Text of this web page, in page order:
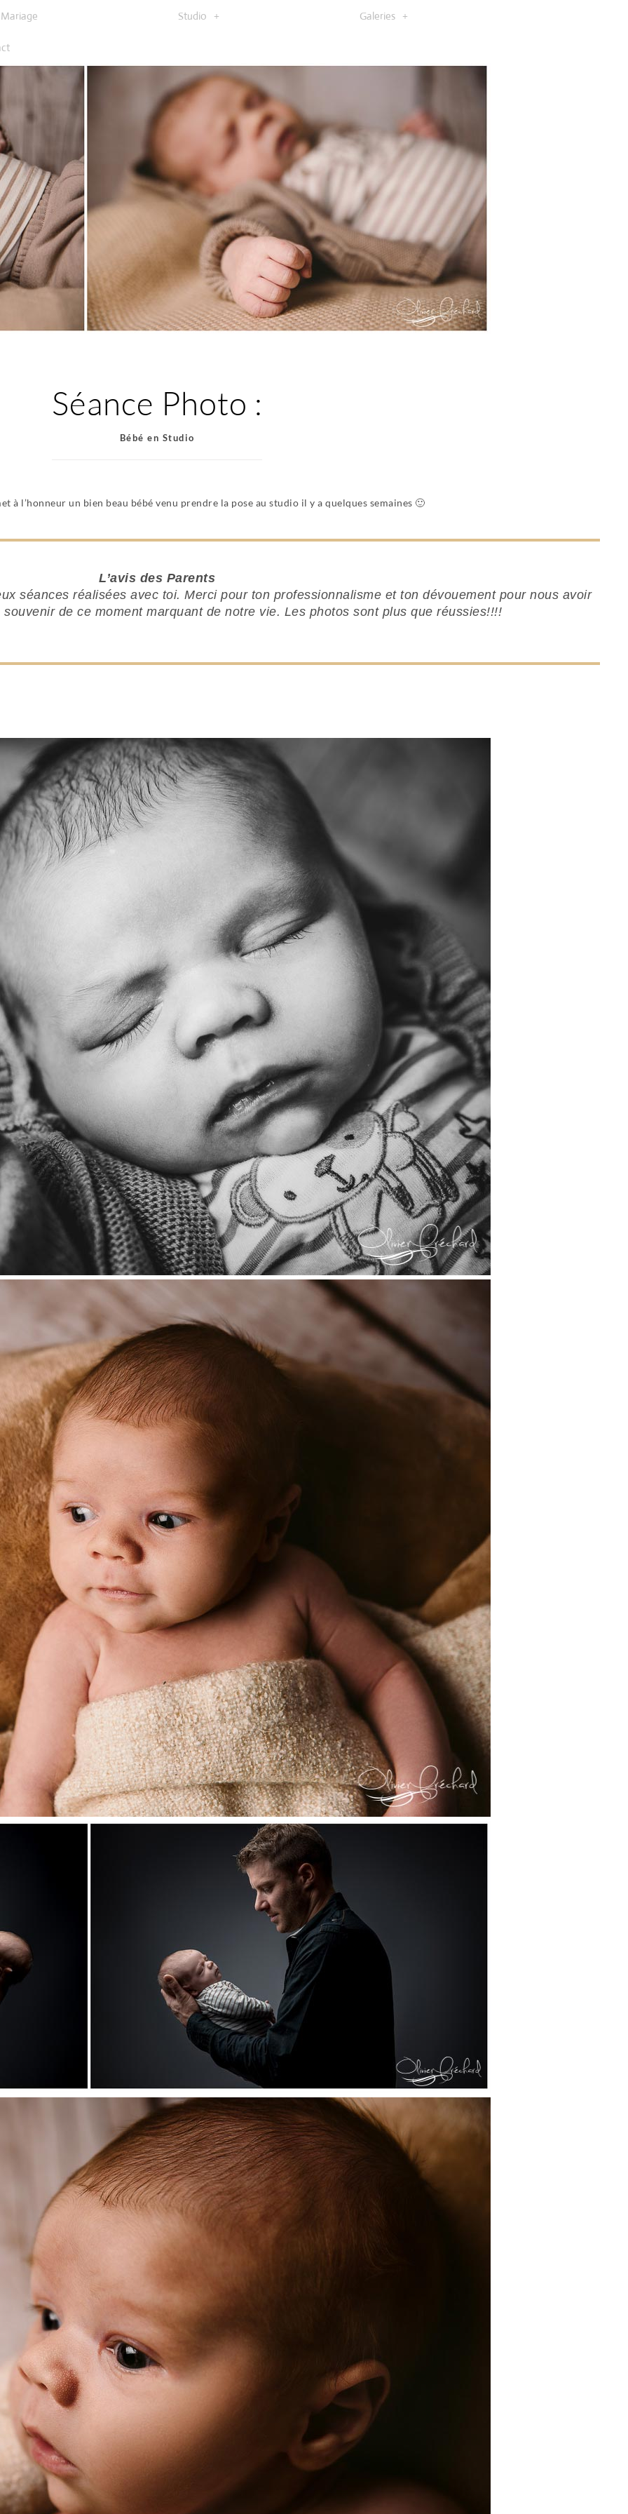
Mariage Studio Galeries
Séance Photo :
Bébé en Studio
à l’honneur un bien beau bébé venu prendre la pose au studio il y a quelques semaines 🙂
L’avis des Parents
séances réalisées avec toi. Merci pour ton professionnalisme et ton dévouement pour nous avoir
de ce moment marquant de notre vie. Les photos sont plus que réussies!!!!